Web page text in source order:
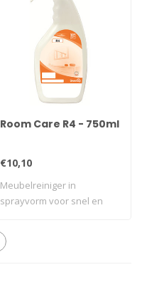
Room Care R4 - 750ml
€10,10
Meubelreiniger in
sprayvorm voor snel en